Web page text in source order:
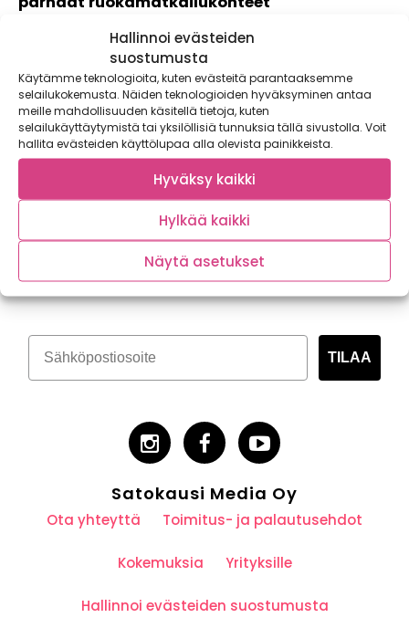
Hallinnoi evästeiden
suostumusta
Käytämme teknologioita, kuten evästeitä parantaaksemme
selailukokemusta. Näiden teknologioiden hyväksyminen antaa
meille mahdollisuuden käsitellä tietoja, kuten
selailukäyttäytymistä tai yksilöllisiä tunnuksia tällä sivustolla. Voit
hallita evästeiden käyttölupaa alla olevista painikkeista.
Hyväksy kaikki
Hylkää kaikki
Näytä asetukset
Lähdimme päiväreissulle Lahden seudulle ja testasimme
kesän 2024 parhaat ruokakohteet, joihin pääsee veneellä....
Tilaa kasvispitoinen uutiskirje
TILAA
Satokausi Media Oy
Ota yhteyttä Toimitus- ja palautusehdot
Kokemuksia Yrityksille
Hallinnoi evästeiden suostumusta